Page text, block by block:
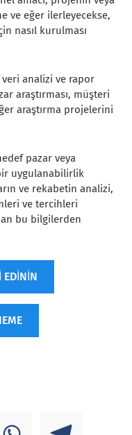
ve eğer ilerleyecekse,
nasıl kurulması
analizi ve rapor
araştırması, müşteri
araştırma projelerini
pazar veya
uygulanabilirlik
ve rekabetin analizi,
ve tercihleri
bu bilgilerden
EDİNİN